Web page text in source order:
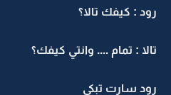
رود : كيفك تالا؟
تالا : تمام .... وانتي كيفك؟
رود سارت تبكي